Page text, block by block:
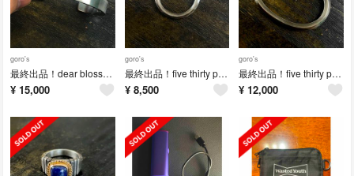
goro's
最終出品！dear blossom ディアブロッサム K18 ローズ バングル
¥ 15,000
goro's
最終出品！five thirty park 530park クリスタルリング
¥ 8,500
goro's
最終出品！five thirty park クリスタル ラウンド バングル
¥ 12,000